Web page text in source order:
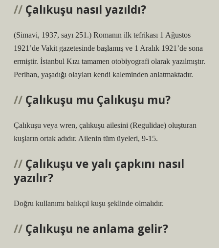
Çalıkuşu nasıl yazıldı?
(Simavi, 1937, sayı 251.) Romanın ilk tefrikası 1 Ağustos
1921’de Vakit gazetesinde başlamış ve 1 Aralık 1921’de sona
ermiştir. İstanbul Kızı tamamen otobiyografi olarak yazılmıştır.
Perihan, yaşadığı olayları kendi kaleminden anlatmaktadır.
Çalıkuşu mu Çalıkuşu mu?
Çalıkuşu veya wren, çalıkuşu ailesini (Regulidae) oluşturan
kuşların ortak adıdır. Ailenin tüm üyeleri, 9-15.
Çalıkuşu ve yalı çapkını nasıl
yazılır?
Doğru kullanımı balıkçıl kuşu şeklinde olmalıdır.
Çalıkuşu ne anlama gelir?